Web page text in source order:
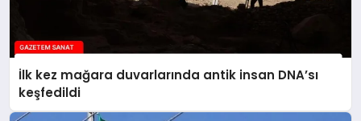
İlk kez mağara duvarlarında antik insan DNA’sı
keşfedildi